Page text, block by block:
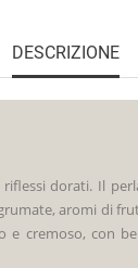
DESCRIZIONE
dorati. Il
aromi di
cremoso, con